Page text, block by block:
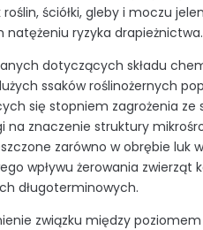
roślin, ściółki, gleby i moczu
natężeniu ryzyka drapieżnictwa.
dotyczących składu
ssaków roślinożernych
się stopniem zagrożenia
na znaczenie struktury
zarówno w obrębie luk
wpływu żerowania
długoterminowych.
związku między